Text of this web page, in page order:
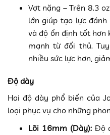
Vợt nặng – Trên 8.3
lớn giúp tạo lực đánh
và độ ổn định tốt hơn
mạnh từ đối thủ.
nhiều sức lực hơn,
Độ dày
Hai độ dày phổ biến của
loại phục vụ cho những
Lõi 16mm (Dày): Độ